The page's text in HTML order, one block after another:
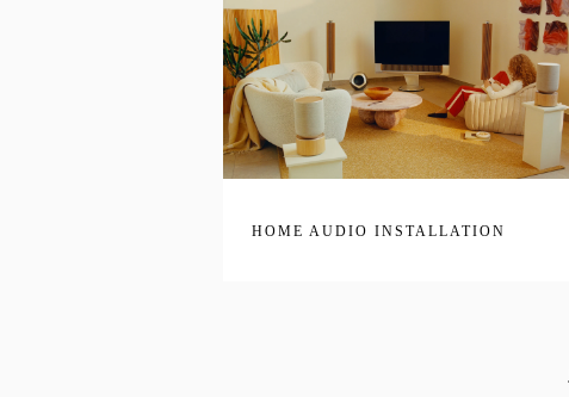
HOME AUDIO INSTALLATION